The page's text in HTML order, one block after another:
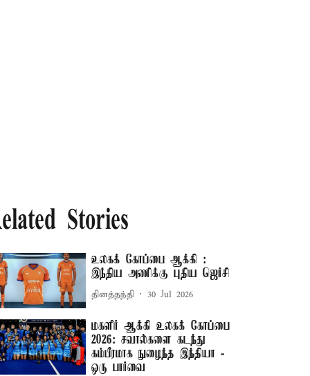
Stories
உலகக் கோப்பை ஆக்கி :
இந்திய அணிக்கு புதிய ஜெர்சி
தினத்தந்தி 30 Jul 2026
மகளிர் ஆக்கி உலகக் கோப்பை
2026: சவால்களை கடந்து
கம்பீரமாக நுழைந்த இந்தியா -
ஒரு பார்வை